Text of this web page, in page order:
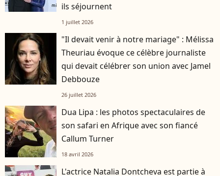
ils séjournent
1 juillet 2026
"Il devait venir à notre mariage" : Mélissa
Theuriau évoque ce célèbre journaliste
qui devait célébrer son union avec Jamel
Debbouze
26 juillet 2026
Dua Lipa : les photos spectaculaires de
son safari en Afrique avec son fiancé
Callum Turner
18 avril 2026
L'actrice Natalia Dontcheva est partie à